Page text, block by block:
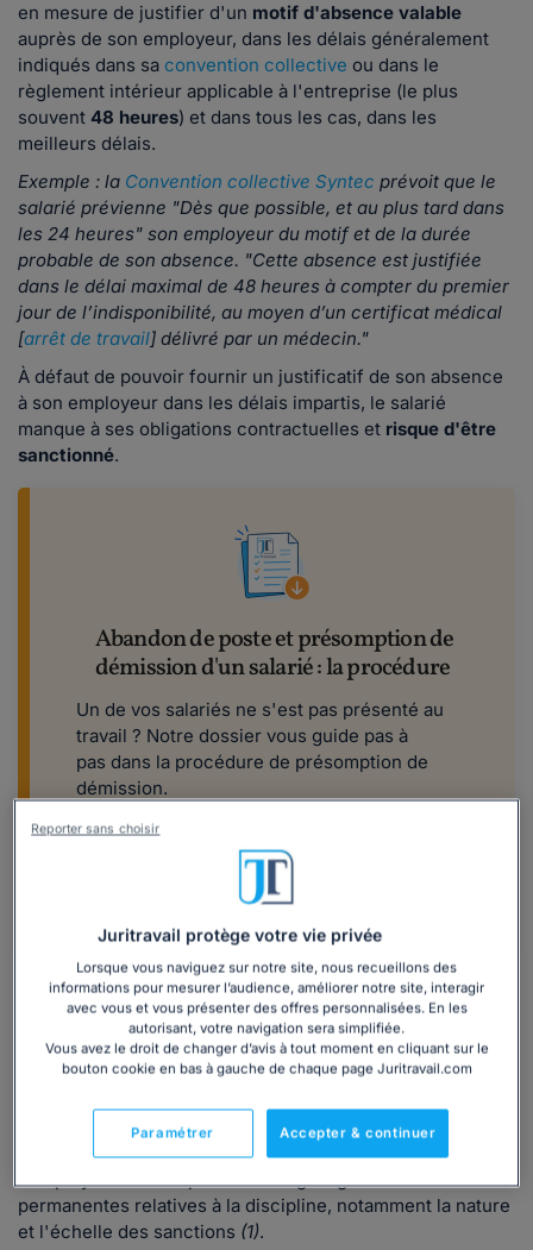
en mesure de justifier d'un motif d'absence valable
auprès de son employeur, dans les délais généralement
indiqués dans sa convention collective ou dans le
règlement intérieur applicable à l'entreprise (le plus
souvent 48 heures) et dans tous les cas, dans les
meilleurs délais.
Exemple : la Convention collective Syntec prévoit que le
salarié prévienne "Dès que possible, et au plus tard dans
les 24 heures" son employeur du motif et de la durée
probable de son absence. "Cette absence est justifiée
dans le délai maximal de 48 heures à compter du premier
jour de l’indisponibilité, au moyen d’un certificat médical
[arrêt de travail] délivré par un médecin."
À défaut de pouvoir fournir un justificatif de son absence
à son employeur dans les délais impartis, le salarié
manque à ses obligations contractuelles et risque d'être
sanctionné.
Abandon de poste et présomption de
démission d'un salarié : la procédure
Un de vos salariés ne s'est pas présenté au
travail ? Notre dossier vous guide pas à
pas dans la procédure de présomption de
démission.
explicatives
Télécharger
Quelles sanctions encourt le salarié en cas
d'absences injustifiées répétées ?
Respect de l'échelle des sanctions, le cas échéant
Dans les entreprises dotées d'un règlement intérieur -
obligatoire dans les entreprises d'au moins 50 salariés,
l'employeur doit respecter les règles générales et
permanentes relatives à la discipline, notamment la nature
et l'échelle des sanctions (1).
Juritravail protège votre vie privée
Lorsque vous naviguez sur notre site, nous recueillons des
informations pour mesurer l’audience, améliorer notre site, interagir
avec vous et vous présenter des offres personnalisées. En les
autorisant, votre navigation sera simplifiée.
Vous avez le droit de changer d’avis à tout moment en cliquant sur le
bouton cookie en bas à gauche de chaque page Juritravail.com
Accepter & continuer
Paramétrer
Reporter sans choisir